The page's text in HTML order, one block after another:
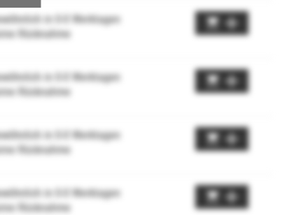
in 0-0 Werktagen
Rücknahme
in 0-0 Werktagen
Rücknahme
in 0-0 Werktagen
Rücknahme
in 0-0 Werktagen
Rücknahme